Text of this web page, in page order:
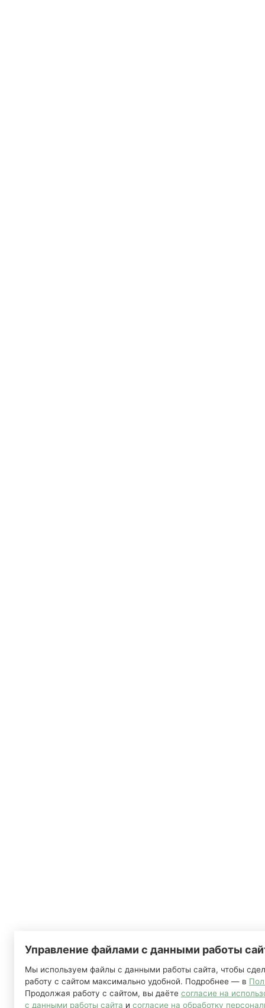
Управление файлами с данными работы
Мы используем файлы с данными работы сайта, чтобы
работу с сайтом максимально удобной. Подробнее — в
Продолжая работу с сайтом, вы даёте согласие на
с данными работы сайта и согласие на обработку